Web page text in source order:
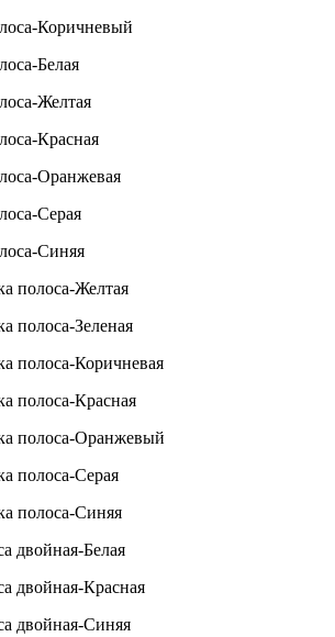
Коричневый
Белая
Желтая
Красная
Оранжевая
Серая
Синяя
полоса-Желтая
полоса-Зеленая
полоса-Коричневая
полоса-Красная
полоса-Оранжевый
полоса-Серая
полоса-Синяя
двойная-Белая
двойная-Красная
двойная-Синяя